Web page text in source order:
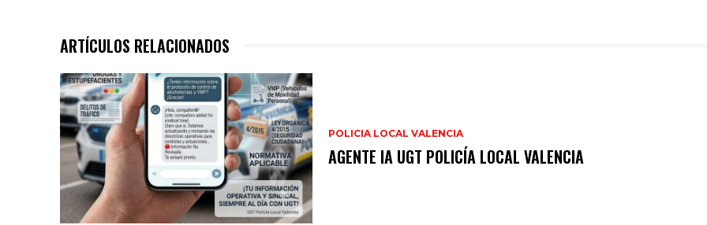
ARTÍCULOS RELACIONADOS
POLICIA LOCAL VALENCIA
AGENTE IA UGT POLICÍA LOCAL VALENCIA